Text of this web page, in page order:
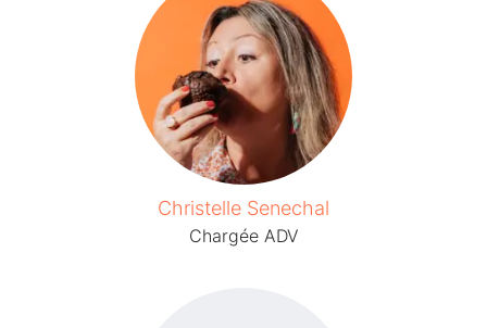
Christelle Senechal
Chargée ADV